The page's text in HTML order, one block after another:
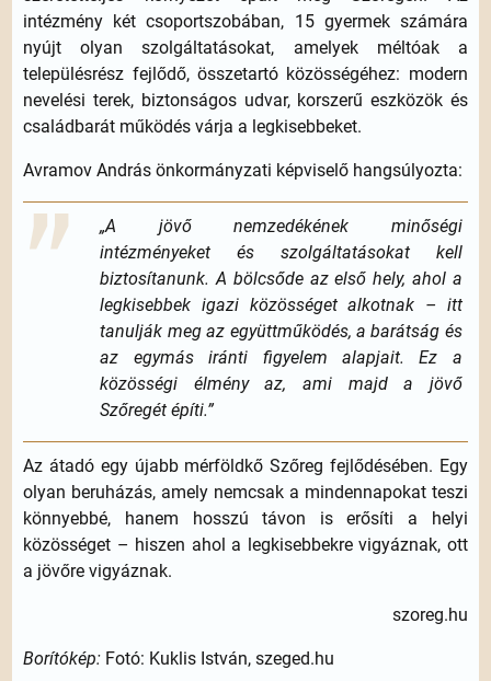
intézmény két csoportszobában, 15 gyermek számára
nyújt olyan szolgáltatásokat, amelyek méltóak a
településrész fejlődő, összetartó közösségéhez: modern
nevelési terek, biztonságos udvar, korszerű eszközök és
családbarát működés várja a legkisebbeket.
Avramov András önkormányzati képviselő hangsúlyozta:
„A jövő nemzedékének minőségi
intézményeket és szolgáltatásokat kell
biztosítanunk. A bölcsőde az első hely, ahol a
legkisebbek igazi közösséget alkotnak – itt
tanulják meg az együttműködés, a barátság és
az egymás iránti figyelem alapjait. Ez a
közösségi élmény az, ami majd a jövő
Szőregét építi.”
Az átadó egy újabb mérföldkő Szőreg fejlődésében. Egy
olyan beruházás, amely nemcsak a mindennapokat teszi
könnyebbé, hanem hosszú távon is erősíti a helyi
közösséget – hiszen ahol a legkisebbekre vigyáznak, ott
a jövőre vigyáznak.
szoreg.hu
Borítókép: Fotó: Kuklis István, szeged.hu